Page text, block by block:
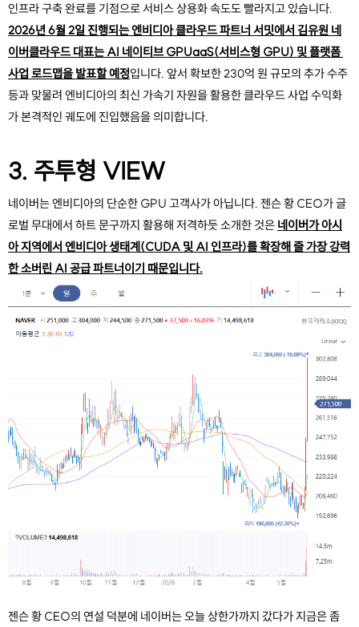
인프라 구축 완료를 기점으로 서비스 상용화 속도도 빨라지고 있습니다.
2026년 6월 2일 진행되는 엔비디아 클라우드 파트너 서밋에서 김유원 네
이버클라우드 대표는 AI 네이티브 GPUaaS(서비스형 GPU) 및 플랫폼
사업 로드맵을 발표할 예정입니다. 앞서 확보한 230억 원 규모의 추가 수주
등과 맞물려 엔비디아의 최신 가속기 자원을 활용한 클라우드 사업 수익화
가 본격적인 궤도에 진입했음을 의미합니다.
3. 주투형 VIEW
네이버는 엔비디아의 단순한 GPU 고객사가 아닙니다. 젠슨 황 CEO가 글
로벌 무대에서 하트 문구까지 활용해 저격하듯 소개한 것은 네이버가 아시
아 지역에서 엔비디아 생태계(CUDA 및 AI 인프라)를 확장해 줄 가장 강력
한 소버린 AI 공급 파트너이기 때문입니다.
젠슨 황 CEO의 연설 덕분에 네이버는 오늘 상한가까지 갔다가 지금은 좀